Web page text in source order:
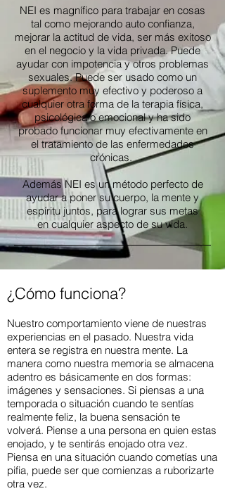
NEI es magnífico para trabajar en cosas
tal como mejorando auto confianza,
mejorar la actitud de vida, ser más exitoso
en el negocio y la vida privada. Puede
ayudar con impotencia y otros problemas
sexuales. Puede ser usado como un
suplemento muy efectivo y poderoso a
cualquier otra forma de la terapia física,
psicológica o emocional y ha sido
probado funcionar muy efectivamente en
el tratamiento de las enfermedades
crónicas.
Además NEI es un método perfecto de
ayudar a poner su cuerpo, la mente y
espíritu juntos, para lograr sus metas
en cualquier aspecto de su vida.
¿Cómo funciona?
Nuestro comportamiento viene de nuestras
experiencias en el pasado. Nuestra vida
entera se registra en nuestra mente. La
manera como nuestra memoria se almacena
adentro es básicamente en dos formas:
imágenes y sensaciones. Si piensas a una
temporada o situación cuando te sentías
realmente feliz, la buena sensación te
volverá. Piense a una persona en quien estas
enojado, y te sentirás enojado otra vez.
Piensa en una situación cuando cometías una
pifia, puede ser que comienzas a ruborizarte
otra vez.